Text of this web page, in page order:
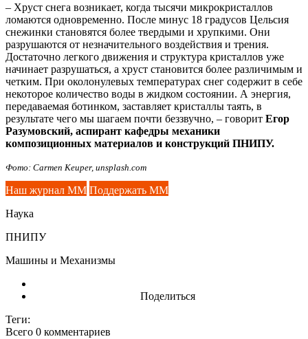
– Хруст снега возникает, когда тысячи микрокристаллов
ломаются одновременно. После минус 18 градусов Цельсия
снежинки становятся более твердыми и хрупкими. Они
разрушаются от незначительного воздействия и трения.
Достаточно легкого движения и структура кристаллов уже
начинает разрушаться, а хруст становится более различимым и
четким. При околонулевых температурах снег содержит в себе
некоторое количество воды в жидком состоянии. А энергия,
передаваемая ботинком, заставляет кристаллы таять, в
результате чего мы шагаем почти беззвучно, – говорит Егор
Разумовский, аспирант кафедры механики
композиционных материалов и конструкций ПНИПУ.
Фото: Carmen Keuper, unsplash.com
Наш журнал ММ Поддержать ММ
Наука
ПНИПУ
Машины и Механизмы
Поделиться
Теги:
Всего 0 комментариев